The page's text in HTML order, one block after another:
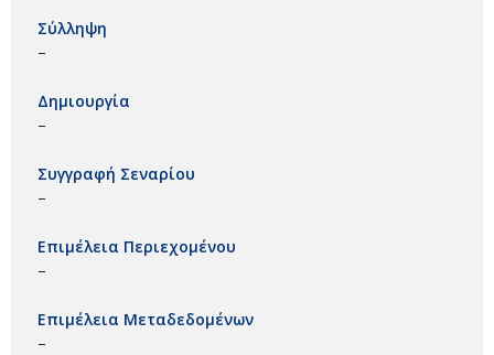
Σύλληψη
–
Δημιουργία
–
Συγγραφή Σεναρίου
–
Επιμέλεια Περιεχομένου
–
Επιμέλεια Μεταδεδομένων
–